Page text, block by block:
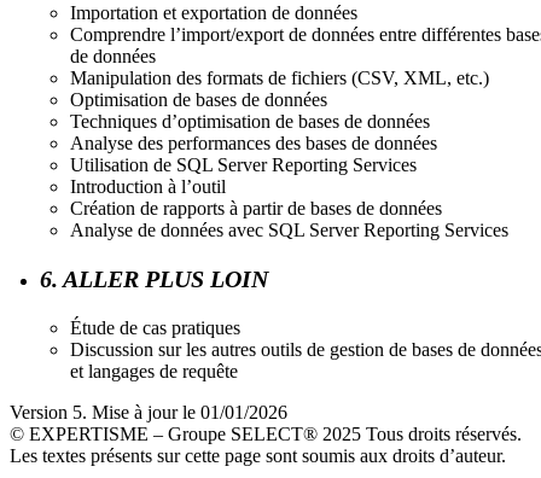
Importation et exportation de données
Comprendre l’import/export de données entre différentes
de données
Manipulation des formats de fichiers (CSV, XML, etc.)
Optimisation de bases de données
Techniques d’optimisation de bases de données
Analyse des performances des bases de données
Utilisation de SQL Server Reporting Services
Introduction à l’outil
Création de rapports à partir de bases de données
Analyse de données avec SQL Server Reporting Services
6. ALLER PLUS LOIN
Étude de cas pratiques
Discussion sur les autres outils de gestion de bases de
et langages de requête
Version 5. Mise à jour le 01/01/2026
© EXPERTISME – Groupe SELECT® 2025 Tous droits réservés.
Les textes présents sur cette page sont soumis aux droits d’auteur.